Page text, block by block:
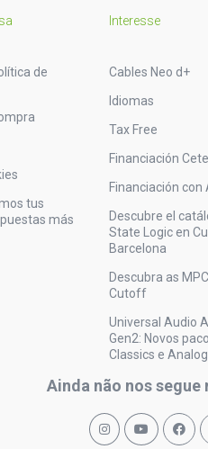
de
tus
más
Interesse
Cables Neo d+
Idiomas
Tax Free
Financiación
Financiación
Descubre el
State Logic en
Barcelona
Descubra as
Cutoff
Universal Audio
Gen2: Novos
Classics e
Ainda não nos segue